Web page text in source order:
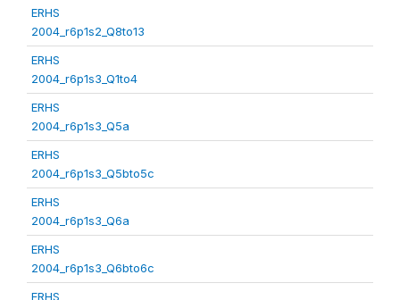
ERHS
2004_r6p1s2_Q8to13
ERHS
2004_r6p1s3_Q1to4
ERHS
2004_r6p1s3_Q5a
ERHS
2004_r6p1s3_Q5bto5c
ERHS
2004_r6p1s3_Q6a
ERHS
2004_r6p1s3_Q6bto6c
ERHS